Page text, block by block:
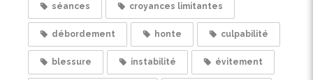
séances croyances limitantes
débordement honte culpabilité
blessure instabilité évitement